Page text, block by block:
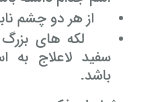
از هر دو چشم
لکه های بزرگ
سفید لاعلاج به
باشد.